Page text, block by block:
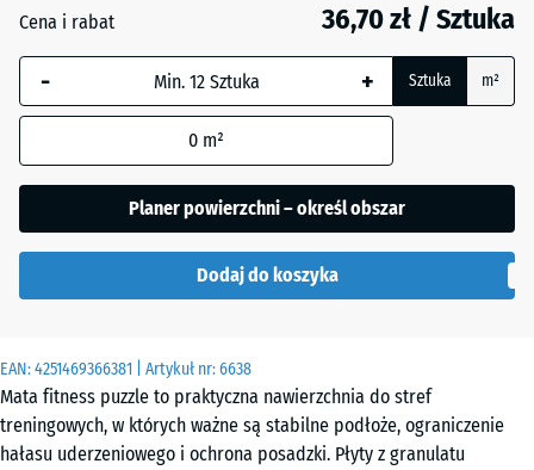
EAN:4251469366381 | Artykuł nr:6638
Mata fitness puzzle to praktyczna nawierzchnia do stref
treningowych, w których ważne są stabilne podłoże, ograniczenie
hałasu uderzeniowego i ochrona posadzki. Płyty z granulatu
Zielony
trawiasty
+ 5,00 zł
obliczenia
danych produktu
x
50
x 2
0,25
m²
Cena i rabat 36,70 zł / Sztuka
- + Sztuka m²
0 m²
Planer powierzchni – określ obszar
Dodaj do koszyka